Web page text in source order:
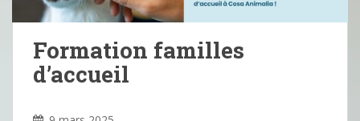
Formation familles
d’accueil